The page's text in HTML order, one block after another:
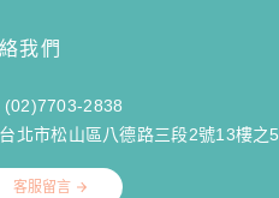
我們
(02)7703-2838
台北市松山區八德路三段2號13樓之5
客服留言